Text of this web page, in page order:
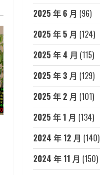
2025 年 6 月 (96)
2025 年 5 月 (124)
2025 年 4 月 (115)
2025 年 3 月 (129)
2025 年 2 月 (101)
2025 年 1 月 (134)
2024 年 12 月 (140)
2024 年 11 月 (150)